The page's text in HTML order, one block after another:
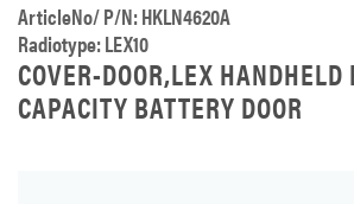
ArticleNo/ P/N: HKLN4620A
Radiotype: LEX10
COVER-DOOR,LEX HANDHELD
CAPACITY BATTERY DOOR